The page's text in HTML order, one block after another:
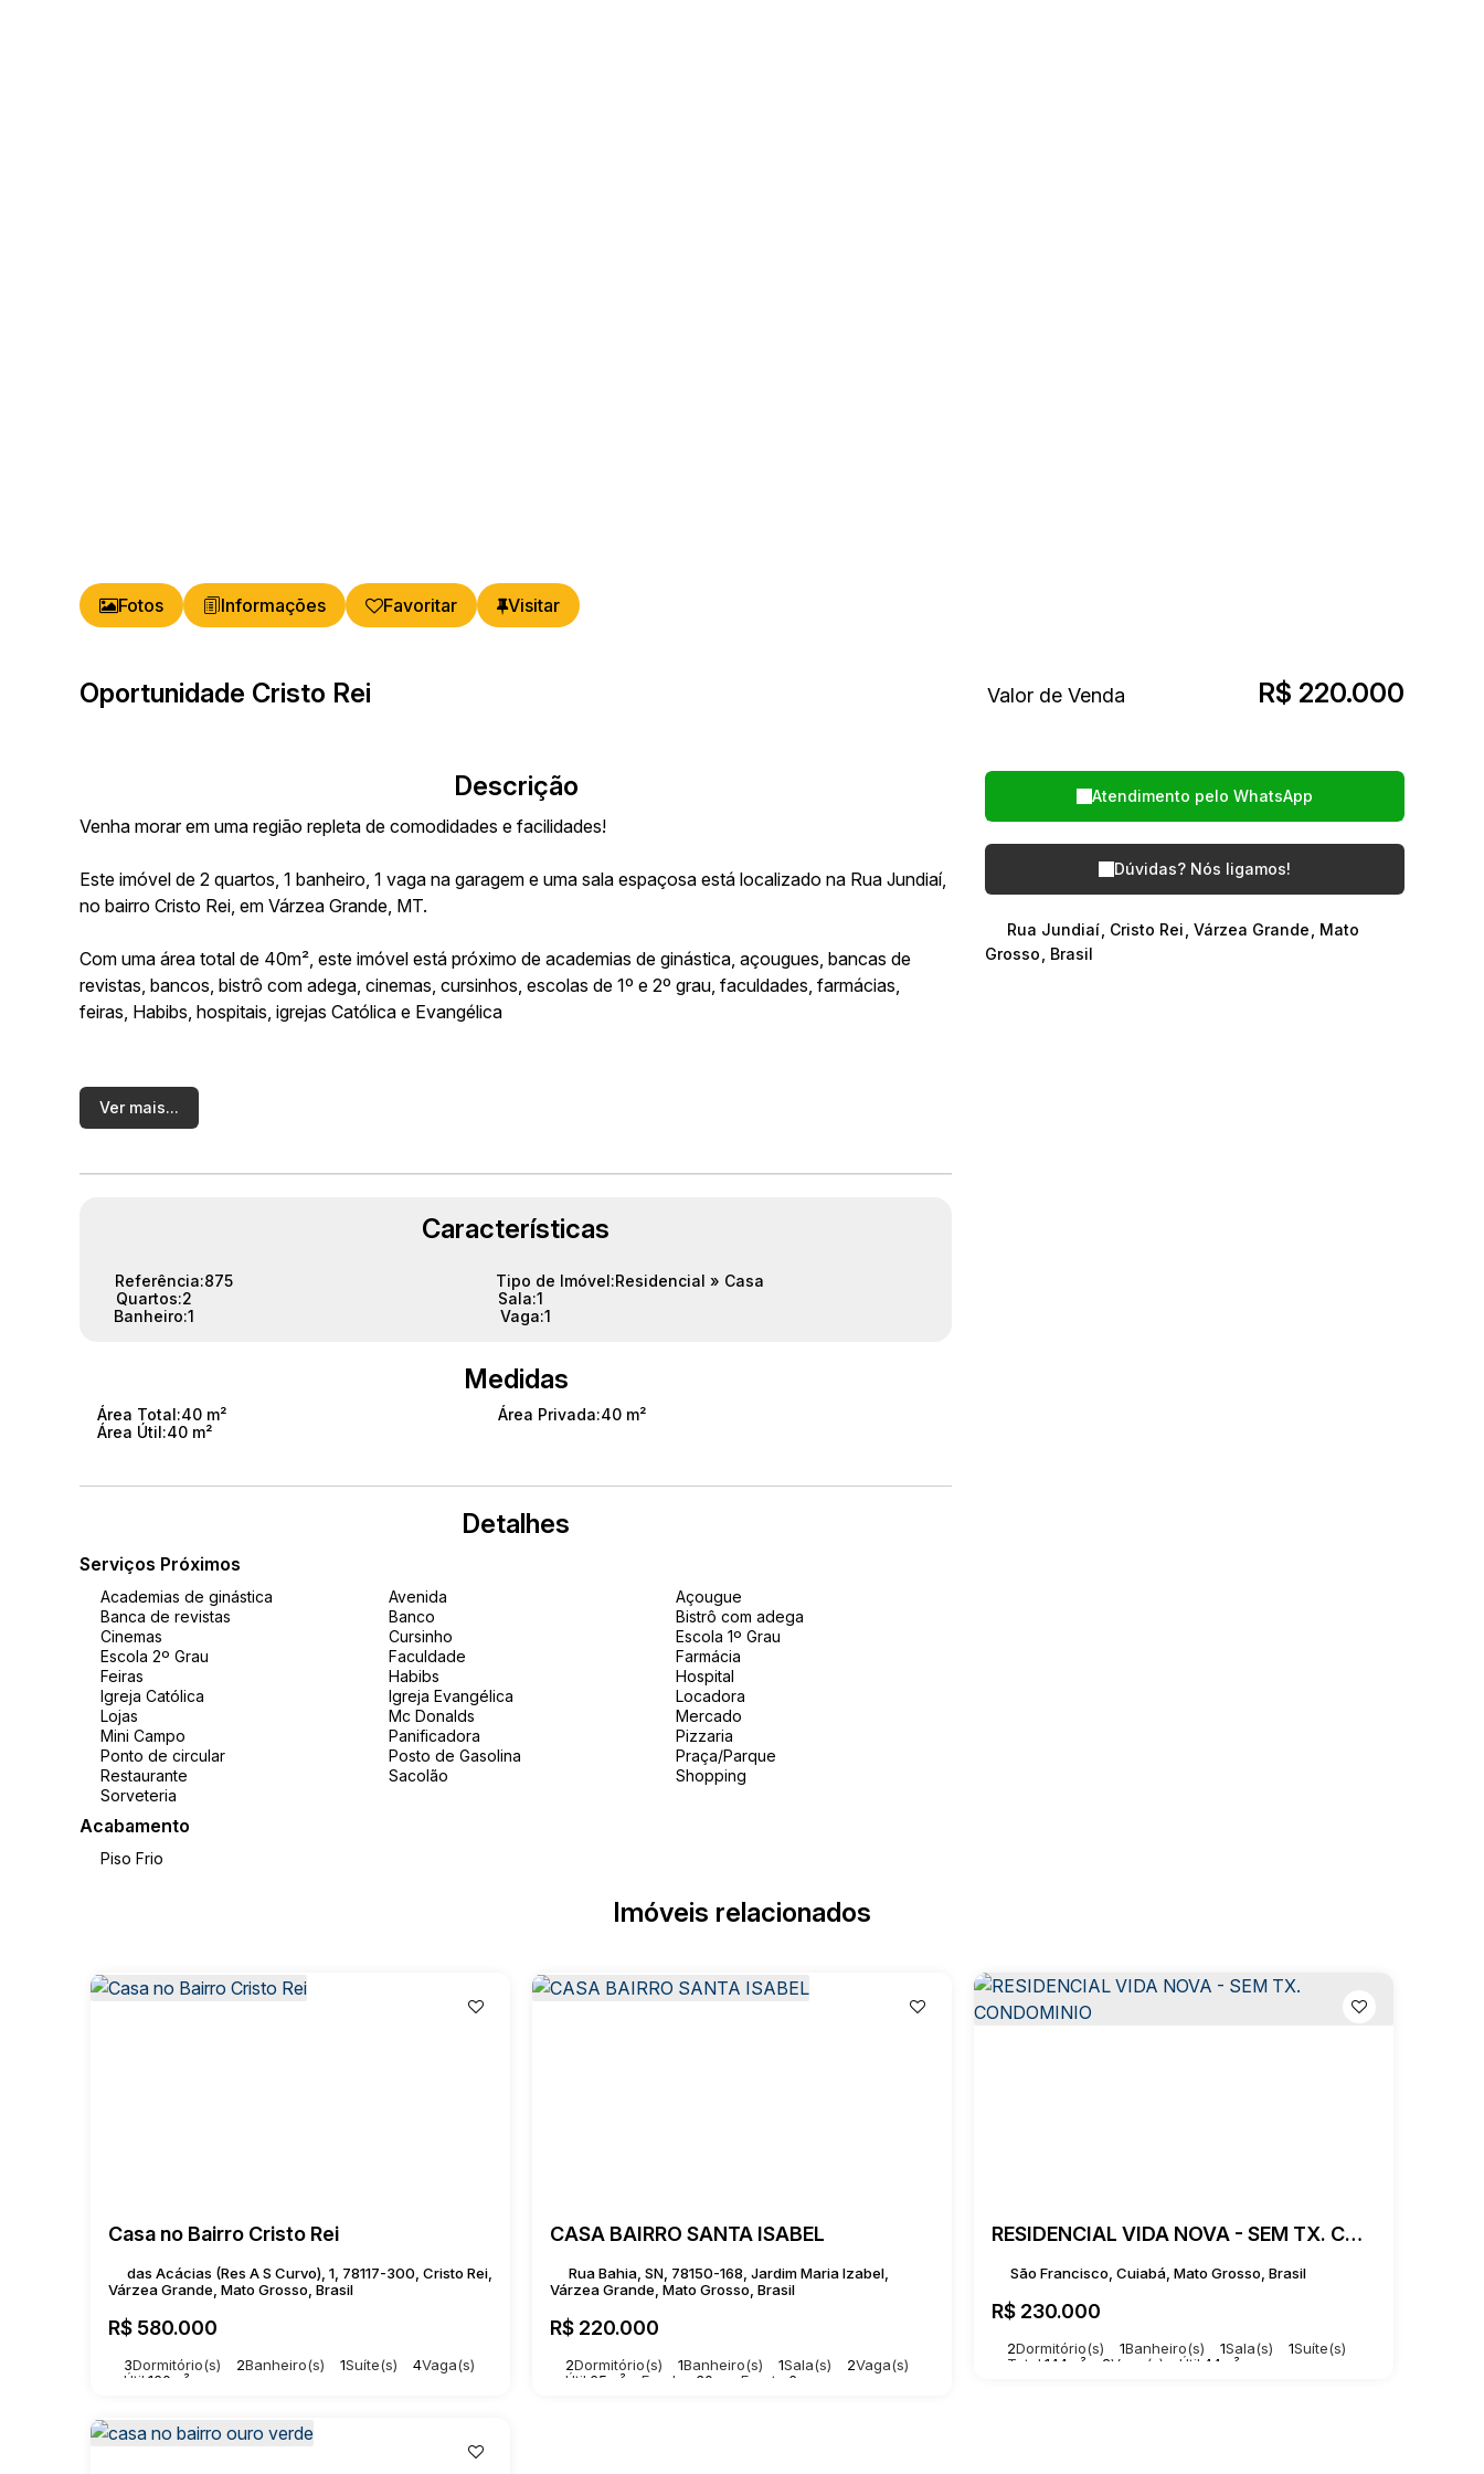
Fotos Favoritar
Oportunidade Cristo Rei R$ 220.000
Valor de Venda
Descrição
Venha morar em uma região repleta de comodidades e facilidades!
Este imóvel de 2 quartos, 1 banheiro, 1 vaga na garagem e uma sala espaçosa está localizado na Rua Jundiaí,
no bairro Cristo Rei, em Várzea Grande, MT.
Com uma área total de 40m², este imóvel está próximo de academias de ginástica, açougues, bancas de
revistas, bancos, bistrô com adega, cinemas, cursinhos, escolas de 1º e 2º grau, faculdades, farmácias,
feiras, Habibs, hospitais, igrejas Católica e Evangélica
Ver mais...
Características
Referência:875 Tipo de Imóvel:Residencial » Casa
Quartos:2 Sala:1
Banheiro:1 Vaga:1
Medidas
Área Total:40 m² Área Privada:40 m²
Área Útil:40 m²
Detalhes
Serviços Próximos
Academias de ginástica Avenida
Açougue
Banca de revistas
Banco
Bistrô com adega
Cinemas
Cursinho
Escola 1º Grau
Escola 2º Grau
Faculdade
Farmácia
Feiras
Habibs
Hospital
Igreja Católica
Igreja Evangélica
Locadora
Lojas
Mc Donalds
Mercado
Mini Campo
Panificadora
Pizzaria
Ponto de circular
Posto de Gasolina
Praça/Parque
Restaurante
Sacolão
Shopping
Sorveteria
Acabamento
Piso Frio
Atendimento pelo WhatsApp
Dúvidas? Nós ligamos!
Rua Jundiaí Cristo Rei Várzea Grande
Mato
Grosso
Brasil
Imóveis relacionados
Casa no Bairro Cristo Rei
R$ 580.000
das Acácias (Res A S Curvo), 1, 78117-300, Cristo Rei,
Várzea Grande, Mato Grosso, Brasil
3Dormitório(s) 2Banheiro(s) 1Suíte(s) 4Vaga(s)
Útil: 160m²
CASA BAIRRO SANTA ISABEL
R$220.000
Rua Bahia, SN, 78150-168, Jardim Maria Izabel,
Várzea Grande, Mato Grosso, Brasil
2Dormitório(s) 1Banheiro(s) 1Sala(s) 2Vaga(s)
Útil: 65m² Fundos: 30m Frente: 6m
RESIDENCIAL VIDA NOVA - SEM TX. CONDOMINIO
R$230.000
São Francisco, Cuiabá, Mato Grosso, Brasil
2Dormitório(s) 1Banheiro(s) 1Sala(s) 1Suíte(s)
Total: 144m² 2Vaga(s) Útil: 44m²